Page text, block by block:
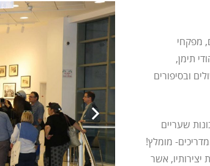
מפקחי
תימן,
ובסיפורים
שעריים
מומלץ!
יצירותיו, אשר